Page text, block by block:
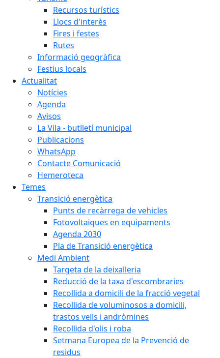
Recursos turístics
Llocs d'interès
Fires i festes
Rutes
Informació geogràfica
Festius locals
Actualitat
Notícies
Agenda
Avisos
La Vila - butlletí municipal
Publicacions
WhatsApp
Contacte Comunicació
Hemeroteca
Temes
Transició energètica
Punts de recàrrega de vehicles
Fotovoltaiques en equipaments
Agenda 2030
Pla de Transició energètica
Medi Ambient
Targeta de la deixalleria
Reducció de la taxa d'escombraries
Recollida a domicili de la fracció vegetal
Recollida de voluminosos a domicili,
trastos vells i andròmines
Recollida d'olis i roba
Setmana Europea de la Prevenció de
residus